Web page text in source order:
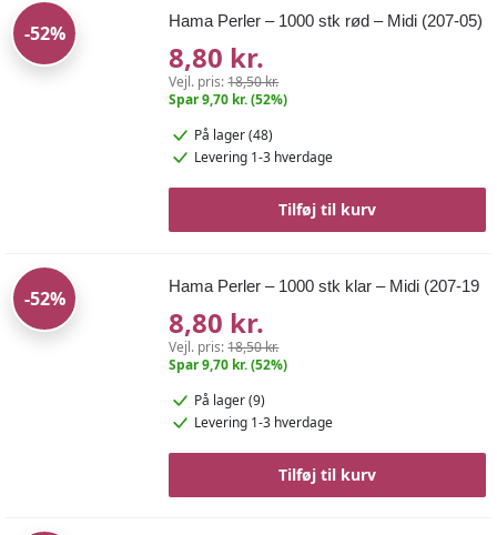
-52%
Hama Perler – 1000 stk rød – Midi (207-05)
8,80 kr.
Vejl. pris:18,50 kr.
Spar 9,70 kr. (52%)
På lager (48)
Levering 1-3 hverdage
Tilføj til kurv
-52%
Hama Perler – 1000 stk klar – Midi (207-19
8,80 kr.
Vejl. pris:18,50 kr.
Spar 9,70 kr. (52%)
På lager (9)
Levering 1-3 hverdage
Tilføj til kurv